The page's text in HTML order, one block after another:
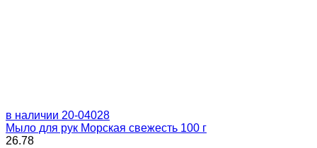
в наличии 20-04028
Мыло для рук Морская свежесть 100 г
26.78